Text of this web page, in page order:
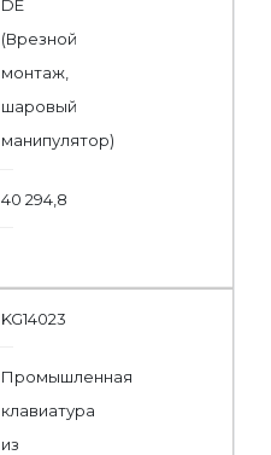
DE
(Врезной
монтаж,
шаровый
манипулятор)
40 294,8
KG14023
Промышленная
клавиатура
из